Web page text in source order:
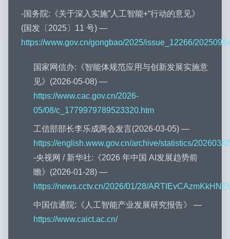
-国务院:《关于深入实施”人工智能+“行动的意见》
(国发〔2025〕11 号) —
https://www.gov.cn/gongbao/2025/issue_12266/202509/
国家网信办:《智能体规范应用与创新发展实施意
见》(2026-05-08) —
https://www.cac.gov.cn/2026-
05/08/c_1779979789523320.htm
工信部部长李乐成两会发言(2026-03-05) —
https://english.www.gov.cn/archive/statistics/
-央视网 / 新华社:《2026 年中国 AI发展趋势前
瞻》(2026-01-28) —
https://news.cctv.cn/2026/01/28/
中国信通院:《人工智能产业发展研究报告》 —
https://www.caict.ac.cn/